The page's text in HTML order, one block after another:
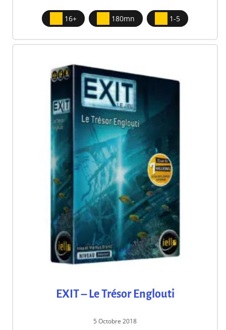
16+ 180mn 1-5
EXIT – Le Trésor Englouti
5 Octobre 2018